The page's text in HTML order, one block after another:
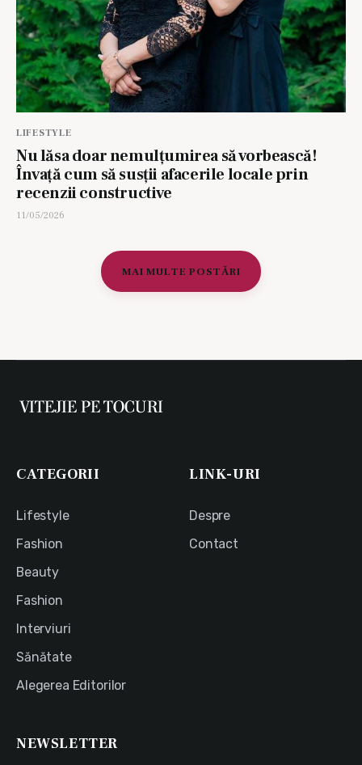
LIFESTYLE
Nu lăsa doar nemulțumirea să vorbească!
Învață cum să susții afacerile locale prin
recenzii constructive
11/05/2026
MAI MULTE POSTĂRI
CATEGORII
Lifestyle
Fashion
Beauty
Fashion
Interviuri
Sănătate
Alegerea Editorilor
LINK-URI
Despre
Contact
NEWSLETTER